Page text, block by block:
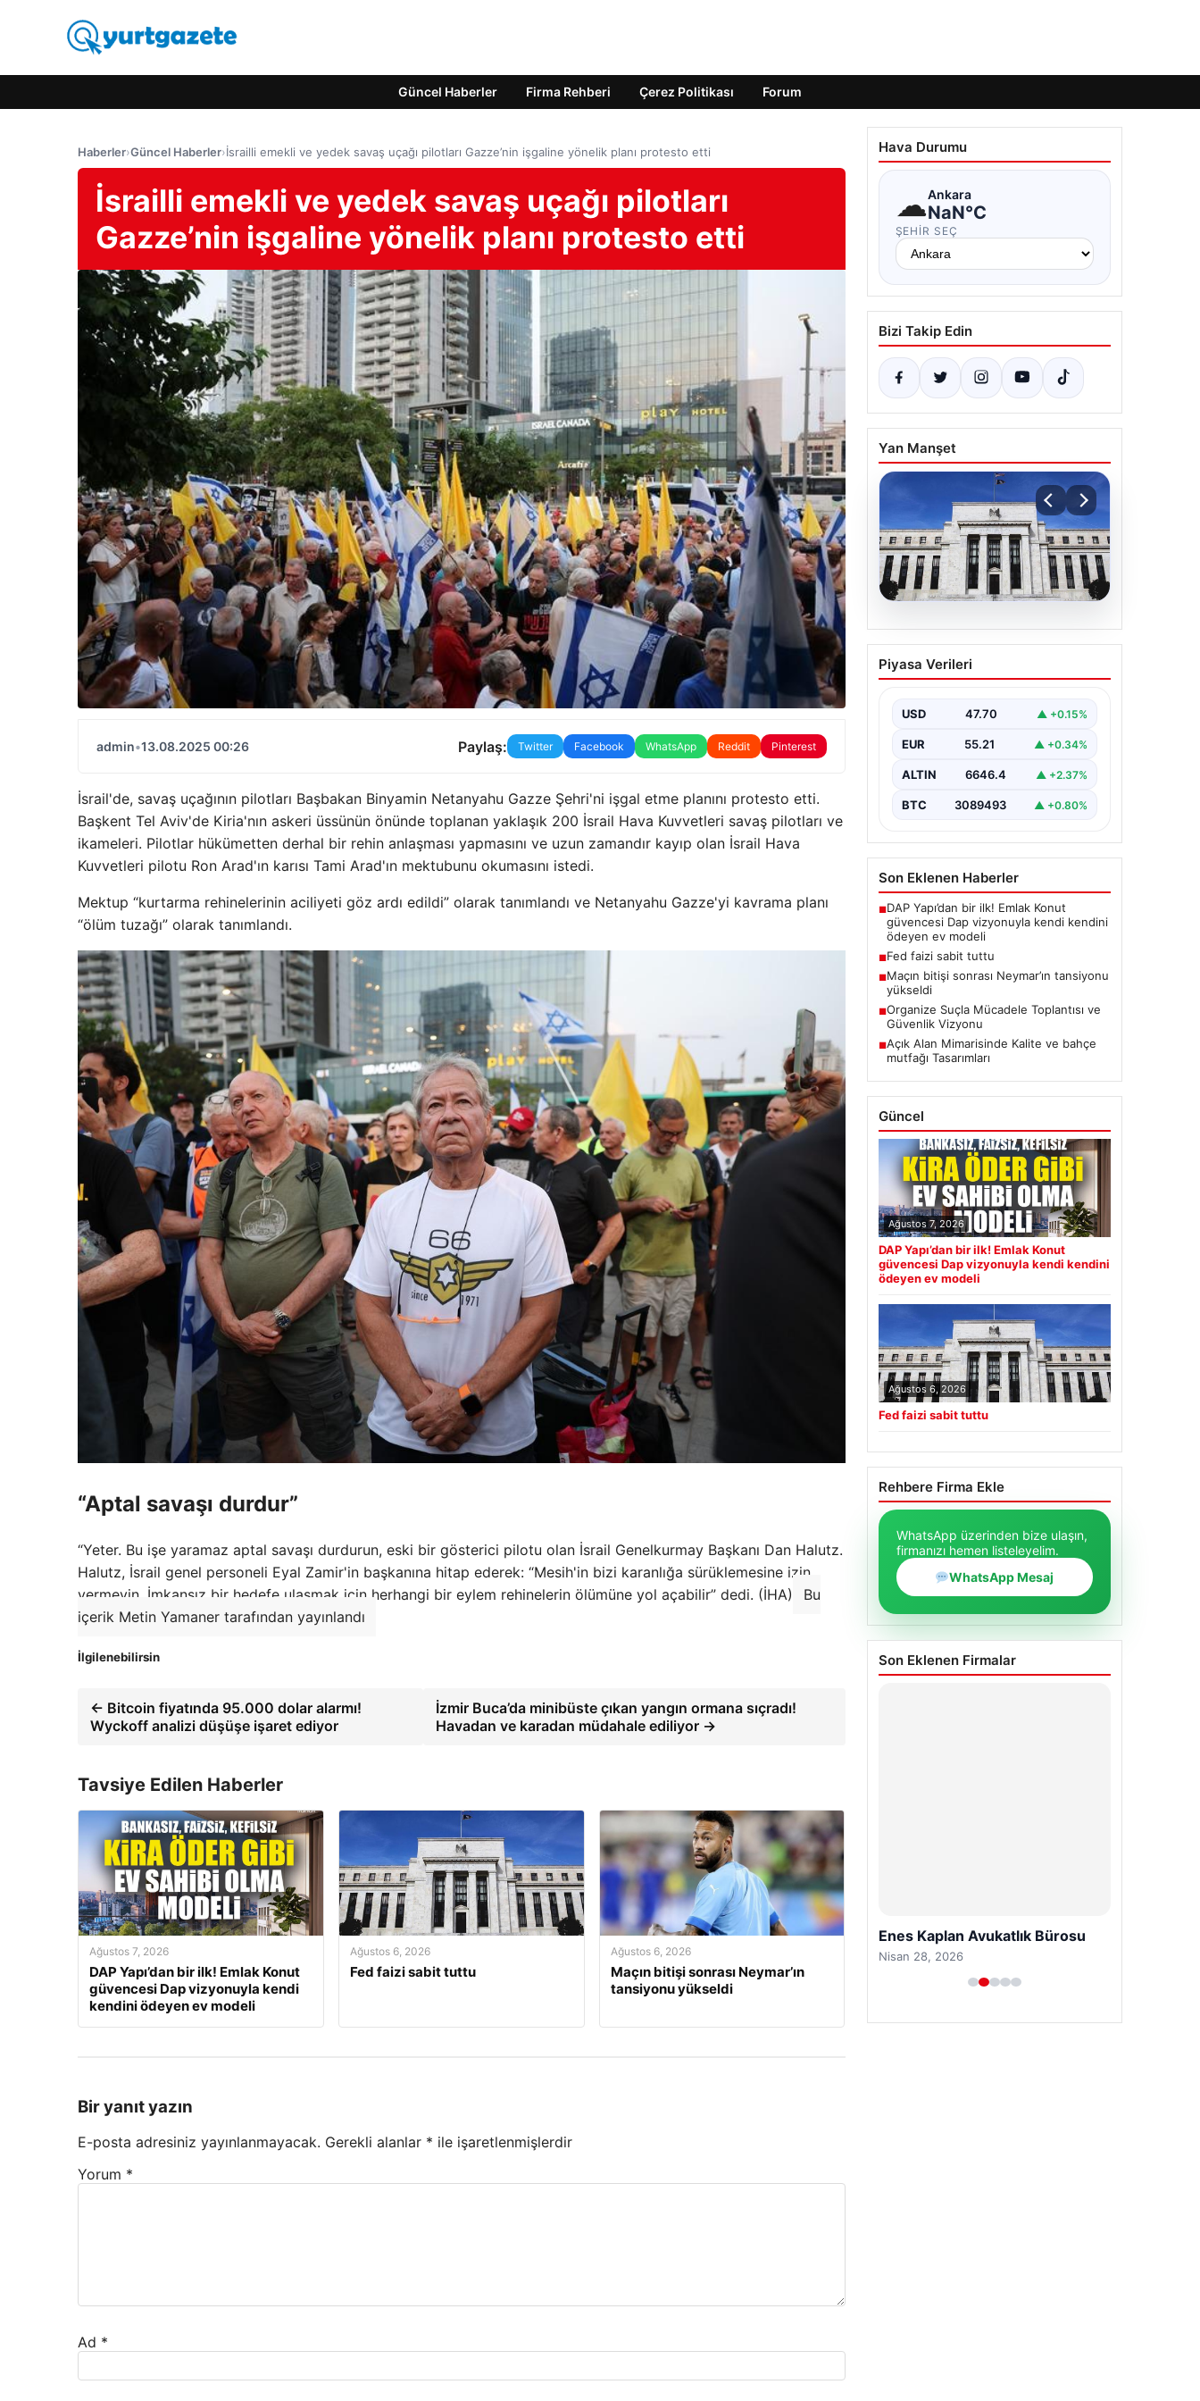
Güncel Haberler Firma Rehberi Çerez Politikası Forum
Haberler›Güncel Haberler›İsrailli emekli ve yedek savaş uçağı pilotları Gazze’nin işgaline yönelik planı protesto etti
İsrailli emekli ve yedek savaş uçağı pilotları
Gazze’nin işgaline yönelik planı protesto etti
admin•13.08.2025 00:26 Paylaş: Twitter Facebook WhatsApp Reddit Pinterest
İsrail'de, savaş uçağının pilotları Başbakan Binyamin Netanyahu Gazze Şehri'ni işgal etme planını protesto etti.
Başkent Tel Aviv'de Kiria'nın askeri üssünün önünde toplanan yaklaşık 200 İsrail Hava Kuvvetleri savaş pilotları ve
ikameleri. Pilotlar hükümetten derhal bir rehin anlaşması yapmasını ve uzun zamandır kayıp olan İsrail Hava
Kuvvetleri pilotu Ron Arad'ın karısı Tami Arad'ın mektubunu okumasını istedi.
Mektup “kurtarma rehinelerinin aciliyeti göz ardı edildi” olarak tanımlandı ve Netanyahu Gazze'yi kavrama planı
“ölüm tuzağı” olarak tanımlandı.
“Aptal savaşı durdur”
“Yeter. Bu işe yaramaz aptal savaşı durdurun, eski bir gösterici pilotu olan İsrail Genelkurmay Başkanı Dan Halutz.
Halutz, İsrail genel personeli Eyal Zamir'in başkanına hitap ederek: “Mesih'in bizi karanlığa sürüklemesine izin
vermeyin. İmkansız bir hedefe ulaşmak için herhangi bir eylem rehinelerin ölümüne yol açabilir” dedi. (İHA)
Bu
içerik Metin Yamaner tarafından yayınlandı
İlgilenebilirsin
← Bitcoin fiyatında 95.000 dolar alarmı!
Wyckoff analizi düşüşe işaret ediyor
İzmir Buca’da minibüste çıkan yangın ormana sıçradı!
Havadan ve karadan müdahale ediliyor →
Tavsiye Edilen Haberler
Ağustos 7, 2026
DAP Yapı’dan bir ilk! Emlak Konut
güvencesi Dap vizyonuyla kendi
kendini ödeyen ev modeli
Ağustos 6, 2026
Fed faizi sabit tuttu
Ağustos 6, 2026
Maçın bitişi sonrası Neymar’ın
tansiyonu yükseldi
Bir yanıt yazın
E-posta adresiniz yayınlanmayacak. Gerekli alanlar * ile işaretlenmişlerdir
Yorum *
Ad *
Hava Durumu
☁Ankara
NaN°C
ŞEHIR SEÇ
Bizi Takip Edin
Yan Manşet
06.08.2026
Fed faizi sabit tuttu
Piyasa Verileri
USD 47.70 ▲ +0.15%
EUR 55.21 ▲ +0.34%
ALTIN 6646.4 ▲ +2.37%
BTC 3089493 ▲ +0.80%
Son Eklenen Haberler
■DAP Yapı’dan bir ilk! Emlak Konut
güvencesi Dap vizyonuyla kendi kendini
ödeyen ev modeli
■Fed faizi sabit tuttu
■Maçın bitişi sonrası Neymar’ın tansiyonu
yükseldi
■Organize Suçla Mücadele Toplantısı ve
Güvenlik Vizyonu
■Açık Alan Mimarisinde Kalite ve bahçe
mutfağı Tasarımları
Güncel
Ağustos 7, 2026
DAP Yapı’dan bir ilk! Emlak Konut
güvencesi Dap vizyonuyla kendi kendini
ödeyen ev modeli
Ağustos 6, 2026
Fed faizi sabit tuttu
Rehbere Firma Ekle
WhatsApp üzerinden bize ulaşın,
firmanızı hemen listeleyelim.
WhatsApp Mesaj
Son Eklenen Firmalar
Enes Kaplan Avukatlık Bürosu
Nisan 28, 2026